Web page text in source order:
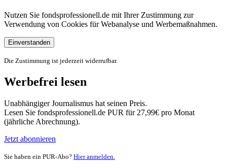
Nutzen Sie fondsprofessionell.de mit Ihrer Zustimmung zur
Verwendung von Cookies für Webanalyse und Werbemaßnahmen.
Einverstanden
Die Zustimmung ist jederzeit widerrufbar.
Werbefrei lesen
Unabhängiger Journalismus hat seinen Preis.
Lesen Sie fondsprofessionell.de PUR für 27,99€ pro Monat
(jährliche Abrechnung).
Jetzt abonnieren
Sie haben ein PUR-Abo? Hier anmelden.